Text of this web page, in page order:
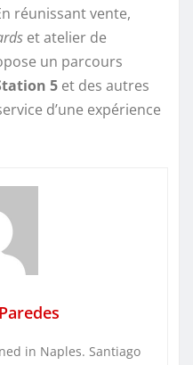
réunissant vente,
et atelier de
un parcours
5 et des autres
d’une expérience
in Naples. Santiago